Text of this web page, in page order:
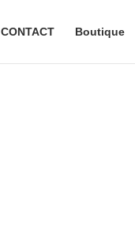
CONTACT Boutique